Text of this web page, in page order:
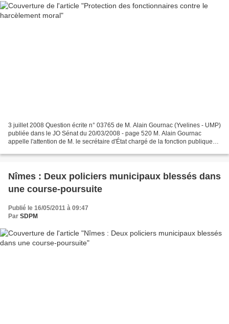
3 juillet 2008 Question écrite n° 03765 de M. Alain Gournac (Yvelines - UMP)
publiée dans le JO Sénat du 20/03/2008 - page 520 M. Alain Gournac
appelle l'attention de M. le secrétaire d'État chargé de la fonction publique
Nîmes : Deux policiers municipaux blessés dans
une course-poursuite
Publié le 16/05/2011 à 09:47
Par SDPM